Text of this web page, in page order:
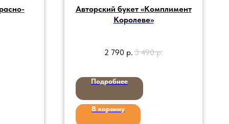
Авторский букет «Комплимент
Королеве»
2 790 р.3 490 р.
Подробнее
В корзину